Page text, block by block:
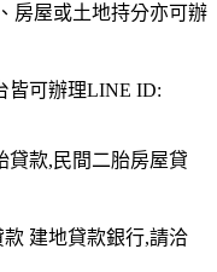
房屋或土地持分亦可辦
皆可辦理LINE ID:
貸款,民間二胎房屋貸
建地貸款銀行,請洽